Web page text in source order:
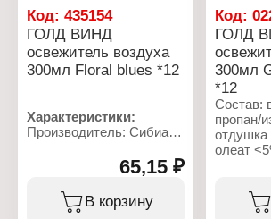
гардения
Особенность: сухое
распыление
Форма выпуска:
аэрозоль
Код: 435154
ГОЛД ВИНД
освежитель воздуха
300мл Floral blues *12
Характеристики:
Производитель: Сибиар
Тип товара: Освежитель
Название: "Floral blues"
Форма выпуска:
65,15 ₽
В корзину
Код:
ГОЛД
300мл
*12
Состав:
пропан/
отдушка
олеат
<5%,
<5%,